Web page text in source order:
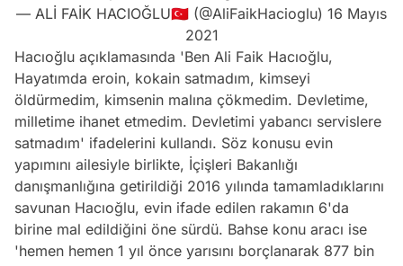
— ALİ FAİK HACIOĞLU🇹🇷 (@AliFaikHacioglu) 16 Mayıs
2021
Hacıoğlu açıklamasında 'Ben Ali Faik Hacıoğlu,
Hayatımda eroin, kokain satmadım, kimseyi
öldürmedim, kimsenin malına çökmedim. Devletime,
milletime ihanet etmedim. Devletimi yabancı servislere
satmadım' ifadelerini kullandı. Söz konusu evin
yapımını ailesiyle birlikte, İçişleri Bakanlığı
danışmanlığına getirildiği 2016 yılında tamamladıklarını
savunan Hacıoğlu, evin ifade edilen rakamın 6'da
birine mal edildiğini öne sürdü. Bahse konu aracı ise
'hemen hemen 1 yıl önce yarısını borçlanarak 877 bin